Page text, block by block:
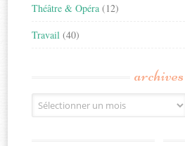
Théâtre & Opéra (12)
Travail (40)
archives
Archives